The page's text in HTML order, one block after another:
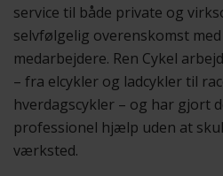
service til både private og
selvfølgelig overenskomst
medarbejdere. Ren Cykel
– fra elcykler og ladcykler til
hverdagscykler – og har gjort
professionel hjælp uden at
værksted.